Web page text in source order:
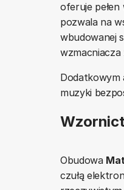
oferuje
pozwala na
wbudowanej
Dodatkowym
muzyki
Obudowa
czułą